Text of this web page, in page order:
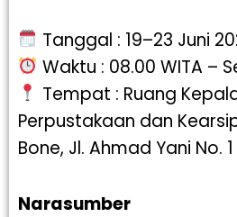
Tanggal : 19–23 Juni
Waktu : 08.00 WITA –
Tempat : Ruang
Perpustakaan dan
Bone, Jl. Ahmad Yani No.
Narasumber